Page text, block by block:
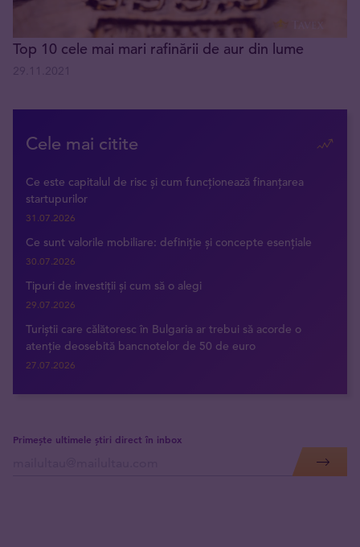
Top 10 cele mai mari rafinării de aur din lume
Cele mai citite
Ce este capitalul de risc și cum funcționează finanțarea
startupurilor
31.07.2026
Ce sunt valorile mobiliare: definiție și concepte esențiale
30.07.2026
Tipuri de investiții și cum să o alegi
29.07.2026
Turiștii care călătoresc în Bulgaria ar trebui să acorde o
atenție deosebită bancnotelor de 50 de euro
27.07.2026
Primește ultimele știri direct în inbox